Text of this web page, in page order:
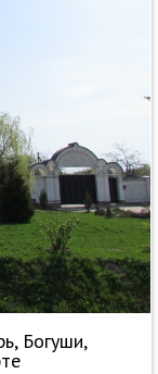
Богуши,